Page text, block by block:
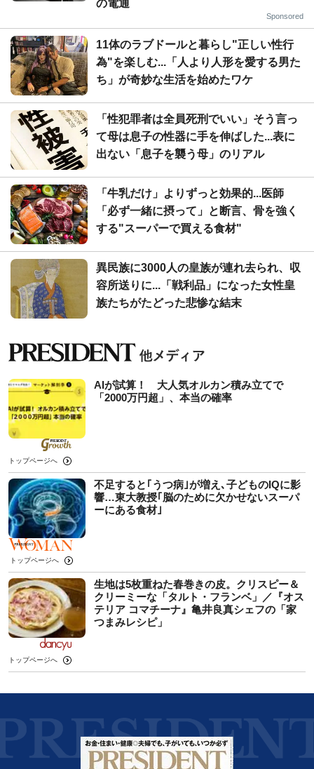
の電通
Sponsored
11体のラブドールと暮らし"正しい性行
為"を楽しむ...「人より人形を愛する男た
ち」が奇妙な生活を始めたワケ
「性犯罪者は全員死刑でいい」そう言っ
て母は息子の性器に手を伸ばした...表に
出ない「息子を襲う母」のリアル
「牛乳だけ」よりずっと効果的...医師
「必ず一緒に摂って」と断言、骨を強く
する"スーパーで買える食材"
異民族に3000人の皇族が連れ去られ、収
容所送りに...「戦利品」になった女性皇
族たちがたどった悲惨な結末
AIが試算！ 大人気オルカン積み立てで
「2000万円超」、本当の確率
トップページへ
不足すると｢うつ病｣が増え､子どものIQに影
響…東大教授｢脳のために欠かせないスーパ
ーにある食材｣
トップページへ
生地は5枚重ねた春巻きの皮。クリスピー＆
クリーミーな「タルト・フランベ」／『オス
テリア コマチーナ』亀井良真シェフの「家
つまみレシピ」
トップページへ